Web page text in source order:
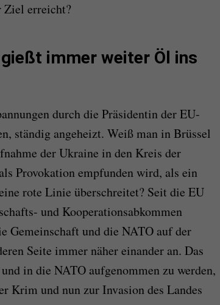
erreicht?
immer weiter Öl ins
durch die Präsidentin der EU-
ständig angeheizt. Weiß man in Brüssel
der Ukraine in den Kreis der
Provokation empfunden wird, als ein
rote Linie überschreitet? Seit die EU
und Kooperationsabkommen
Gemeinschaft und die NATO auf der
Seite immer näher einander an. Das
in die NATO aufgenommen zu werden,
Krim und nun zur Invasion des Landes